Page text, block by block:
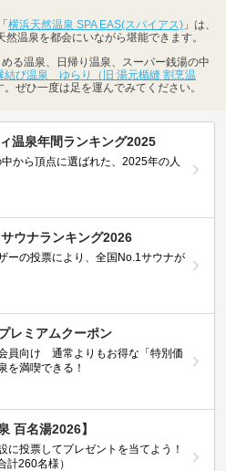
横浜天然温泉 SPA EAS(スパイアス) 」は、
温泉を都会にいながら堪能できます。
る温泉、日帰り温泉、スーパー銭湯の中
結び温泉 ゆらり（旧 湯元楯縫 割烹温
ぜひ一度は足を運んでみてください。
温泉年間ランキング2025
から頂点に選ばれた、2025年の人
ウナランキング2026
ーの投票により、全国No.1サウナが
レミアムクーポン
員向け 通常よりもお得な「特別価
を満喫できる！
百名湯2026】
に投票してプレゼントを当てよう！
計260名様）